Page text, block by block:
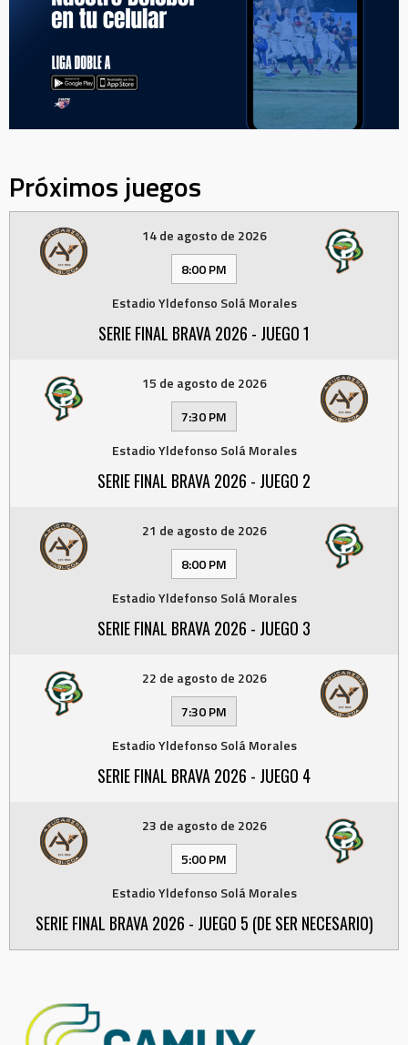
Próximos juegos
14 de agosto de 2026
8:00 PM
Estadio Yldefonso Solá Morales
SERIE FINAL BRAVA 2026 - JUEGO 1
15 de agosto de 2026
7:30 PM
Estadio Yldefonso Solá Morales
SERIE FINAL BRAVA 2026 - JUEGO 2
21 de agosto de 2026
8:00 PM
Estadio Yldefonso Solá Morales
SERIE FINAL BRAVA 2026 - JUEGO 3
22 de agosto de 2026
7:30 PM
Estadio Yldefonso Solá Morales
SERIE FINAL BRAVA 2026 - JUEGO 4
23 de agosto de 2026
5:00 PM
Estadio Yldefonso Solá Morales
SERIE FINAL BRAVA 2026 - JUEGO 5 (DE SER NECESARIO)